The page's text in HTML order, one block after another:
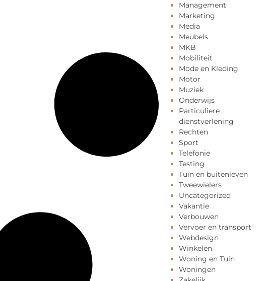
Management
Marketing
Media
Meubels
MKB
Mobiliteit
Mode en Kleding
Motor
Muziek
Onderwijs
Particuliere
dienstverlening
Rechten
Sport
Telefonie
Testing
Tuin en buitenleven
Tweewielers
Uncategorized
Vakantie
Verbouwen
Vervoer en transport
Webdesign
Winkelen
Woning en Tuin
Woningen